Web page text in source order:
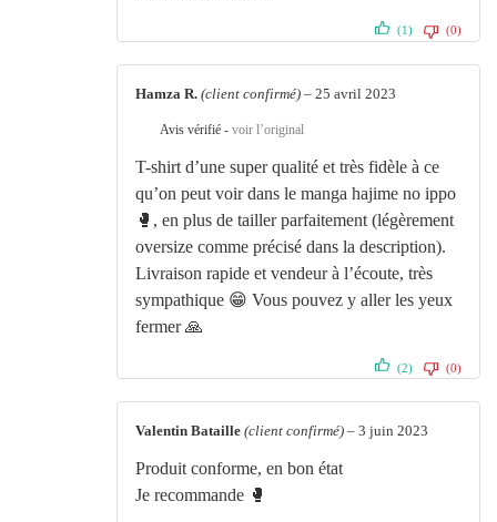
(1) (0)
Hamza R. (client confirmé) – 25 avril 2023
Avis vérifié - voir l’original
T-shirt d’une super qualité et très fidèle à ce
qu’on peut voir dans le manga hajime no ippo
🥊, en plus de tailler parfaitement (légèrement
oversize comme précisé dans la description).
Livraison rapide et vendeur à l’écoute, très
sympathique 😁 Vous pouvez y aller les yeux
fermer 🙏
(2) (0)
Valentin Bataille (client confirmé) – 3 juin 2023
Produit conforme, en bon état
Je recommande 🥊